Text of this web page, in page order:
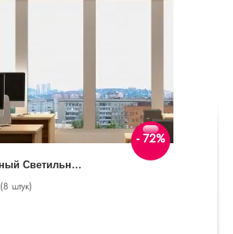
- 72%
3
58323 NT19 000 черный Светильник накладной IP33 LED 4000К 13W 110-265V EOS
(8 штук)